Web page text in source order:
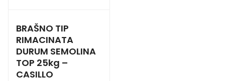
BRAŠNO TIP
RIMACINATA
DURUM SEMOLINA
TOP 25kg –
CASILLO